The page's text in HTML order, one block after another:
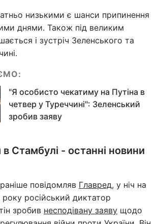
низькими є шанси припинення
днями. Також під великим
і зустріч Зеленського та
"Я особисто чекатиму на Путіна в
четвер у Туреччині": Зеленський
зробив заяву
Стамбулі - останні новини
повідомляв Главред, у ніч на
російський диктатор
зробив несподівану заяву щодо